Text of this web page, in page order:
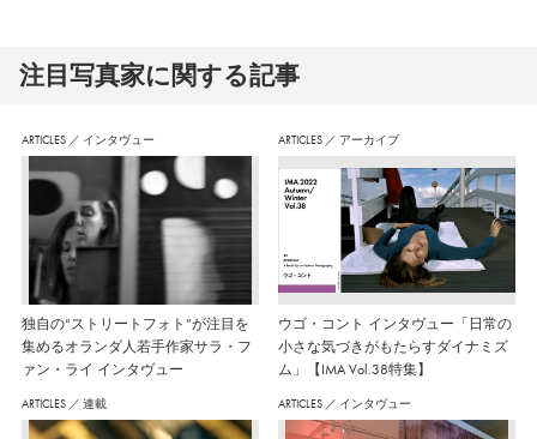
注⽬写真家に関する記事
ARTICLES ／ インタヴュー
独自の“ストリートフォト”が注目を
集めるオランダ人若手作家サラ・フ
ァン・ライ インタヴュー
ARTICLES ／ アーカイブ
ウゴ・コント インタヴュー「日常の
小さな気づきがもたらすダイナミズ
ム」【IMA Vol.38特集】
ARTICLES ／ 連載 ARTICLES ／ インタヴュー